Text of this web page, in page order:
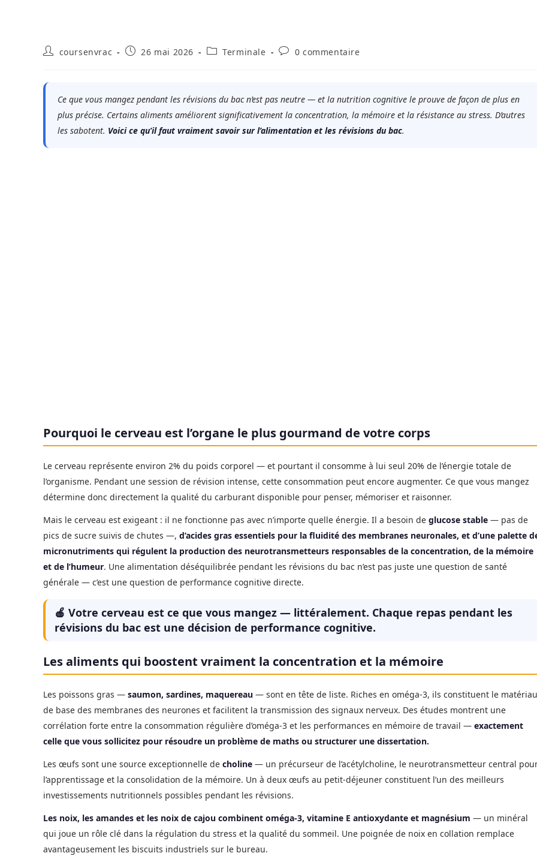
Auteur/autrice
publication :
coursenvrac
Publication
26 mai 2026
PostTerminale
Commentaires
0 commentaire
Ce que vous mangez pendant les révisions du bac n’est pas neutre — et la nutrition cognitive le prouve de façon de plus en
plus précise. Certains aliments améliorent significativement la concentration, la mémoire et la résistance au stress. D’autres
les sabotent. Voici ce qu’il faut vraiment savoir sur l’alimentation et les révisions du bac.
Pourquoi le cerveau est l’organe le plus gourmand de votre corps
Le cerveau représente environ 2% du poids corporel — et pourtant il consomme à lui seul 20% de l’énergie totale de
l’organisme. Pendant une session de révision intense, cette consommation peut encore augmenter. Ce que vous mangez
détermine donc directement la qualité du carburant disponible pour penser, mémoriser et raisonner.
Mais le cerveau est exigeant : il ne fonctionne pas avec n’importe quelle énergie. Il a besoin de glucose stable — pas de
pics de sucre suivis de chutes —, d’acides gras essentiels pour la fluidité des membranes neuronales, et d’une palette
micronutriments qui régulent la production des neurotransmetteurs responsables de la concentration, de la mémoire
et de l’humeur. Une alimentation déséquilibrée pendant les révisions du bac n’est pas juste une question de santé
générale — c’est une question de performance cognitive directe.
🍎 Votre cerveau est ce que vous mangez — littéralement. Chaque repas pendant les
révisions du bac est une décision de performance cognitive.
Les aliments qui boostent vraiment la concentration et la mémoire
Les poissons gras — saumon, sardines, maquereau — sont en tête de liste. Riches en oméga-3, ils constituent le matériau
de base des membranes des neurones et facilitent la transmission des signaux nerveux. Des études montrent une
corrélation forte entre la consommation régulière d’oméga-3 et les performances en mémoire de travail — exactement
celle que vous sollicitez pour résoudre un problème de maths ou structurer une dissertation.
Les œufs sont une source exceptionnelle de choline — un précurseur de l’acétylcholine, le neurotransmetteur central
l’apprentissage et la consolidation de la mémoire. Un à deux œufs au petit-déjeuner constituent l’un des meilleurs
investissements nutritionnels possibles pendant les révisions.
Les noix, les amandes et les noix de cajou combinent oméga-3, vitamine E antioxydante et magnésium — un minéral
qui joue un rôle clé dans la régulation du stress et la qualité du sommeil. Une poignée de noix en collation remplace
avantageusement les biscuits industriels sur le bureau.